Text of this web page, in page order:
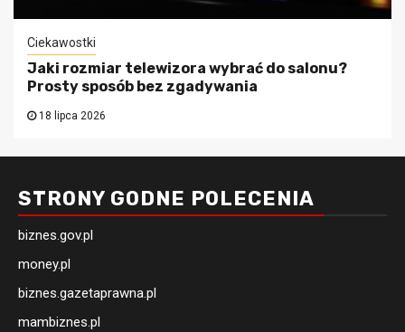
Ciekawostki
Jaki rozmiar telewizora wybrać do salonu?
Prosty sposób bez zgadywania
18 lipca 2026
STRONY GODNE POLECENIA
biznes.gov.pl
money.pl
biznes.gazetaprawna.pl
mambiznes.pl